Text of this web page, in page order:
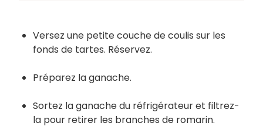
Versez une petite couche de coulis sur les
fonds de tartes. Réservez.
Préparez la ganache.
Sortez la ganache du réfrigérateur et filtrez-
la pour retirer les branches de romarin.